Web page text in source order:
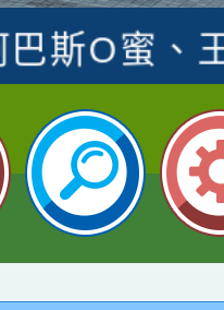
師榮獲社
巴斯O蜜、
市科展 國
王老師、
年二班張O
賽國小朗讀
老師
加桃園市中
師榮獲教
與2026世